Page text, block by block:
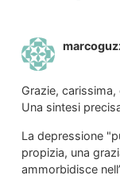
Grazie,
Una sintesi
La depressione
propizia, una
ammorbidisce